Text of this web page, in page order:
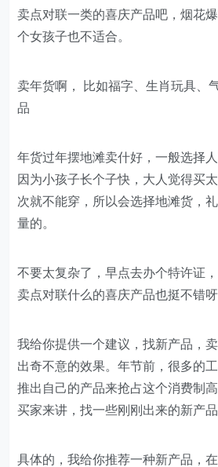
卖点对联一类的喜庆产品吧，烟花
个女孩子也不适合。
卖年货啊， 比如福字、生肖玩具、
品
年货过年摆地滩卖什好，一般选择
因为小孩子长个子快，大人觉得买
次就不能穿，所以会选择地滩货，
量的。
不要太复杂了，早点去办个特许证
卖点对联什么的喜庆产品也挺不错呀
我给你提供一个建议，找新产品，
出奇不意的效果。年节前，很多的
推出自己的产品来抢占这个消费制
买家来讲，找一些刚刚出来的新产
具体的，我给你推荐一种新产品，